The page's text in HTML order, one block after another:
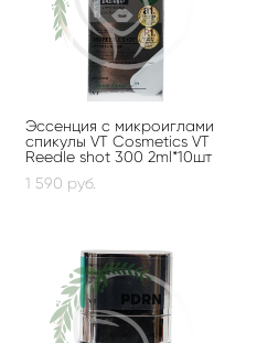
Эссенция с микроиглами
спикулы VT Cosmetics VT
Reedle shot 300 2ml*10шт
1 590 pуб.